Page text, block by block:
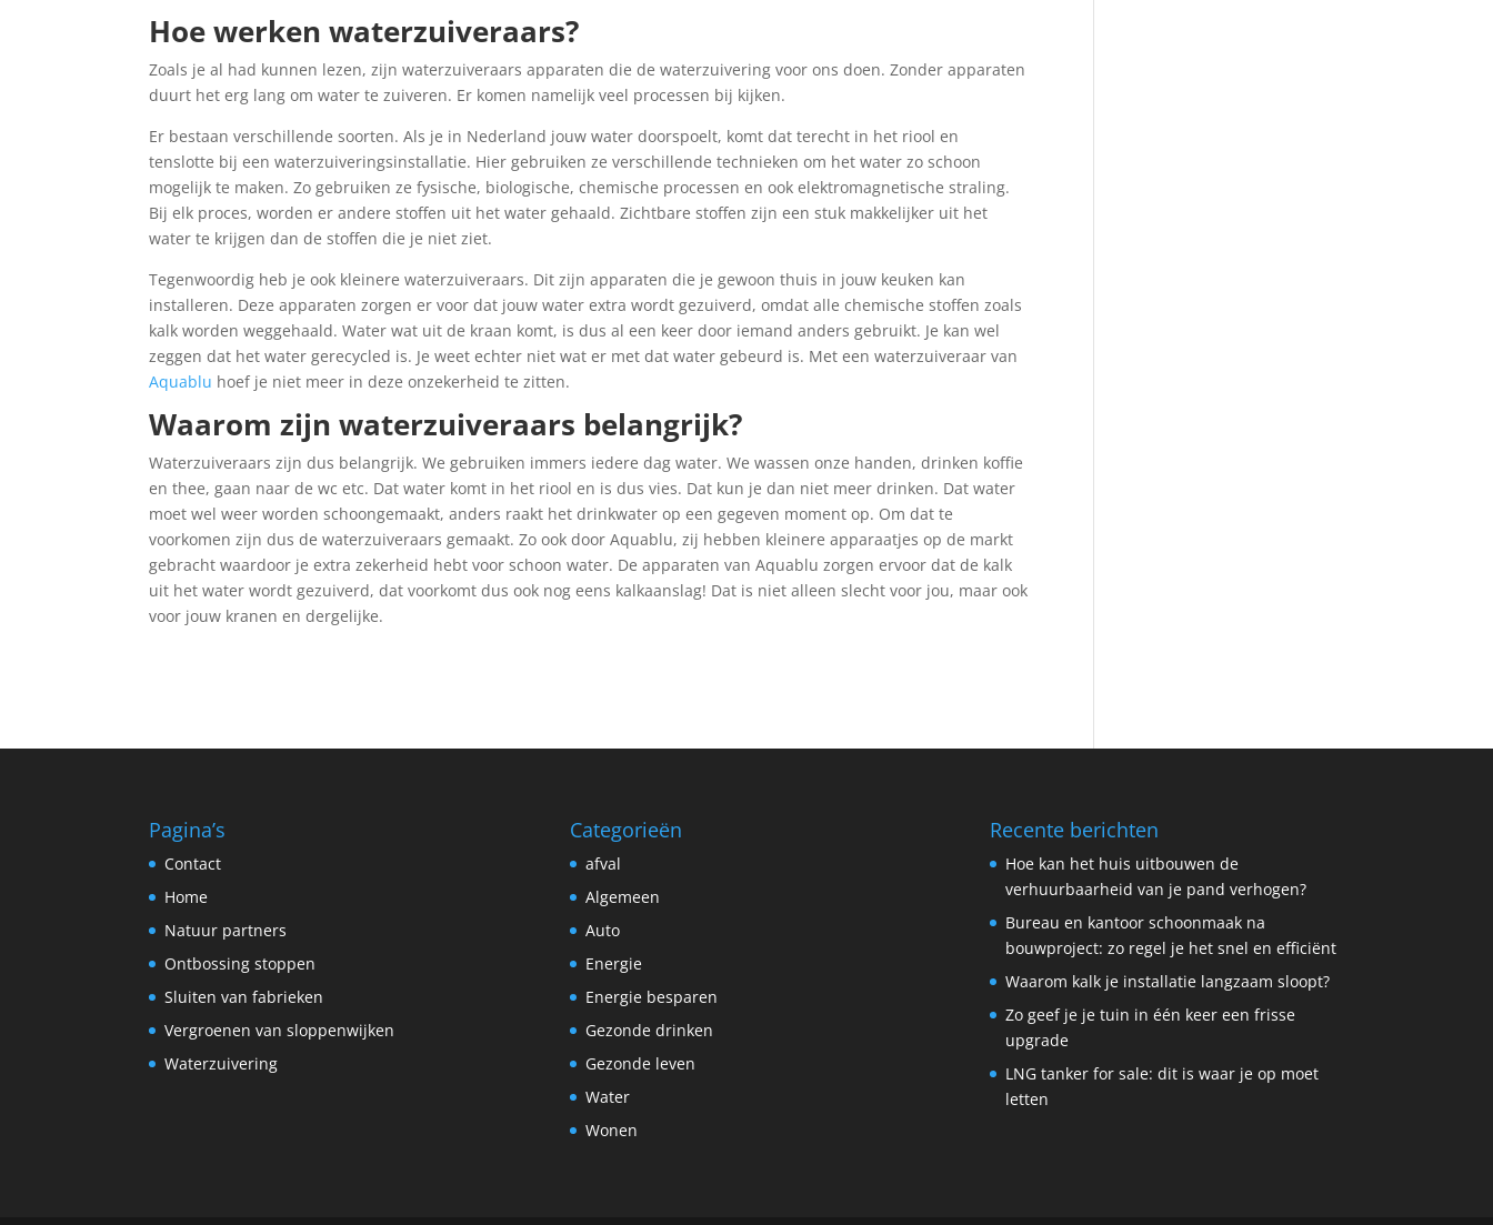
Hoe werken waterzuiveraars?
Zoals je al had kunnen lezen, zijn waterzuiveraars apparaten die de waterzuivering voor ons doen. Zonder apparaten
duurt het erg lang om water te zuiveren. Er komen namelijk veel processen bij kijken.
Er bestaan verschillende soorten. Als je in Nederland jouw water doorspoelt, komt dat terecht in het riool en
tenslotte bij een waterzuiveringsinstallatie. Hier gebruiken ze verschillende technieken om het water zo schoon
mogelijk te maken. Zo gebruiken ze fysische, biologische, chemische processen en ook elektromagnetische straling.
Bij elk proces, worden er andere stoffen uit het water gehaald. Zichtbare stoffen zijn een stuk makkelijker uit het
water te krijgen dan de stoffen die je niet ziet.
Tegenwoordig heb je ook kleinere waterzuiveraars. Dit zijn apparaten die je gewoon thuis in jouw keuken kan
installeren. Deze apparaten zorgen er voor dat jouw water extra wordt gezuiverd, omdat alle chemische stoffen zoals
kalk worden weggehaald. Water wat uit de kraan komt, is dus al een keer door iemand anders gebruikt. Je kan wel
zeggen dat het water gerecycled is. Je weet echter niet wat er met dat water gebeurd is. Met een waterzuiveraar van
Aquablu hoef je niet meer in deze onzekerheid te zitten.
Waarom zijn waterzuiveraars belangrijk?
Waterzuiveraars zijn dus belangrijk. We gebruiken immers iedere dag water. We wassen onze handen, drinken koffie
en thee, gaan naar de wc etc. Dat water komt in het riool en is dus vies. Dat kun je dan niet meer drinken. Dat water
moet wel weer worden schoongemaakt, anders raakt het drinkwater op een gegeven moment op. Om dat te
voorkomen zijn dus de waterzuiveraars gemaakt. Zo ook door Aquablu, zij hebben kleinere apparaatjes op de markt
gebracht waardoor je extra zekerheid hebt voor schoon water. De apparaten van Aquablu zorgen ervoor dat de kalk
uit het water wordt gezuiverd, dat voorkomt dus ook nog eens kalkaanslag! Dat is niet alleen slecht voor jou, maar ook
voor jouw kranen en dergelijke.
Pagina’s
Contact
Home
Natuur partners
Ontbossing stoppen
Sluiten van fabrieken
Vergroenen van sloppenwijken
Waterzuivering
Categorieën
afval
Algemeen
Auto
Energie
Energie besparen
Gezonde drinken
Gezonde leven
Water
Wonen
Recente berichten
Hoe kan het huis uitbouwen de
verhuurbaarheid van je pand verhogen?
Bureau en kantoor schoonmaak na
bouwproject: zo regel je het snel en efficiënt
Waarom kalk je installatie langzaam sloopt?
Zo geef je je tuin in één keer een frisse
upgrade
LNG tanker for sale: dit is waar je op moet
letten